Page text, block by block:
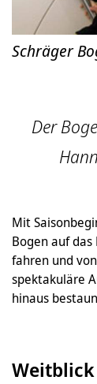
Schräger
Der
Mit
Bogen auf
fahren und
spektakuläre
hinaus